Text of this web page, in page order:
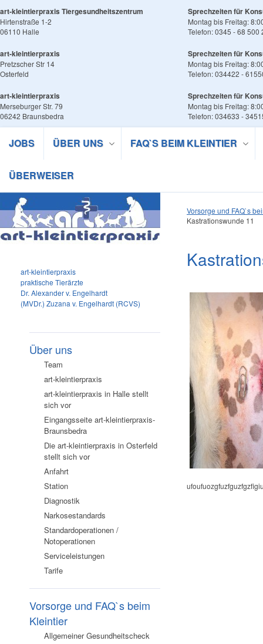
art-kleintierpraxis Tiergesundheitszentrum
Hirtenstraße 1-2
06110 Halle
Sprechzeiten für
Montag bis Freitag:
Telefon: 0345 - 68 500
art-kleintierpraxis
Pretzscher Str 14
Osterfeld
Sprechzeiten für
Montag bis Freitag:
Telefon: 034422 -
art-kleintierpraxis
Merseburger Str. 79
06242 Braunsbedra
Sprechzeiten für
Montag bis Freitag:
Telefon: 034633 -
JOBS ÜBER UNS FAQ`S BEIM KLEINTIER
ÜBERWEISER
art-kleintierpraxis
praktische Tierärzte
Dr. Alexander v. Engelhardt
(MVDr.) Zuzana v. Engelhardt (RCVS)
Über uns
Team
art-kleintierpraxis
art-kleintierpraxis in Halle stellt
sich vor
Eingangsseite art-kleintierpraxis-
Braunsbedra
Die art-kleintierpraxis in Osterfeld
stellt sich vor
Anfahrt
Station
Diagnostik
Narkosestandards
Standardoperationen /
Notoperationen
Serviceleistungen
Tarife
Vorsorge und FAQ`s beim
Kleintier
Allgemeiner Gesundheitscheck
Vorsorge und FAQ`s
Kastrationswunde 11